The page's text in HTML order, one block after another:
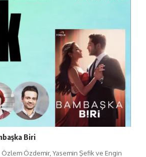
Biri
Özdemir, Yasemin Şefik ve Engin